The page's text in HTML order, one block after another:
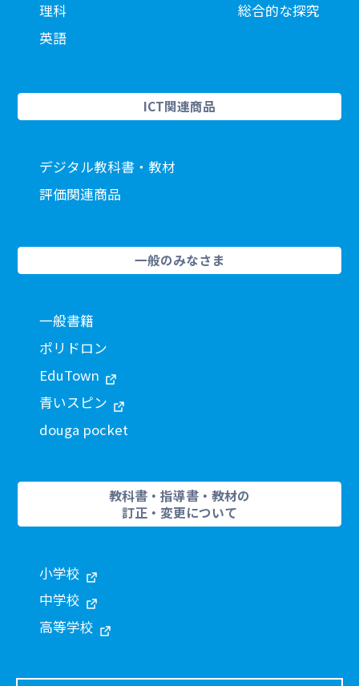
理科
英語
総合的な探究
ICT関連商品
デジタル教科書・教材
評価関連商品
一般のみなさま
一般書籍
ポリドロン
EduTown
青いスピン
douga pocket
教科書・指導書・教材の
訂正・変更について
小学校
中学校
高等学校